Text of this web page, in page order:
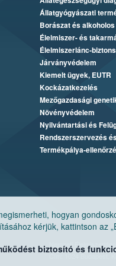
hogyan
kérjük, kattintson az
biztosító és
Állatgyógyászati
Borászat és
Élelmiszer- és
Élelmiszerlánc-
Járványvédelem
Kiemelt ügyek, EUTR
Kockázatkezelés
Mezőgazdasági
Növényvédelem
Nyilvántartási és
Rendszerszervezés
Termékpálya-
Nemzeti